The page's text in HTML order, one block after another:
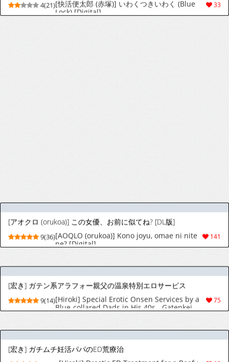
[アオクロ (orukoa)] この女優、お前に似てね? [DL版]
141
9(36)[AOQLO (orukoa)] Kono joyu, omae ni nite
[つゆだく (牛☆丼子)] 家政夫の三鷹さん
8(13) [つゆだく (牛☆丼子)] 家政夫の三鷹さん
42
9(12)[デカい!ゴツい!鳳ヶ下学園 (ふの)] 義弟に(妻の
弟×姉の夫)
[pacozu] The Wolf and the Three Little Pigs – Estrus Season [JP]